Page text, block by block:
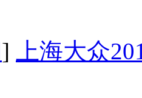
]
上海大众